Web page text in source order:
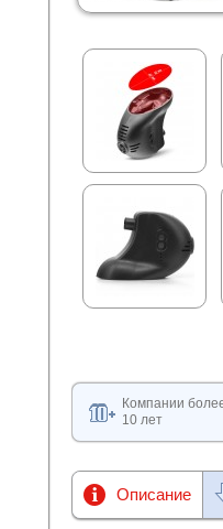
Компании
10 лет
Описание